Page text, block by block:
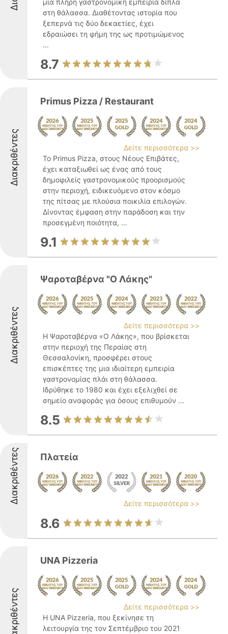
μία πλήρη γαστρονομική εμπειρία δίπλα
στη θάλασσα. Διαθέτοντας ιστορία που
ξεπερνά τις δύο δεκαετίες, έχει
εδραιώσει τη φήμη της ως προτιμώμενος
...
8.7
Διακριθέντες
Primus Pizza / Restaurant
Δείτε περισσότερα >>
Το Primus Pizza, στους Νέους Επιβάτες,
έχει καταξιωθεί ως ένας από τους
δημοφιλείς γαστρονομικούς προορισμούς
στην περιοχή, ειδικευόμενο στον κόσμο
της πίτσας με πλούσια ποικιλία επιλογών.
Δίνοντας έμφαση στην παράδοση και την
προσεγμένη ποιότητα, ...
9.1
Διακριθέντες
Ψαροταβέρνα "Ο Λάκης"
Δείτε περισσότερα >>
Η Ψαροταβέρνα «Ο Λάκης», που βρίσκεται
στην περιοχή της Περαίας στη
Θεσσαλονίκη, προσφέρει στους
επισκέπτες της μια ιδιαίτερη εμπειρία
γαστρονομίας πλάι στη θάλασσα.
Ιδρύθηκε το 1980 και έχει εξελιχθεί σε
σημείο αναφοράς για όσους επιθυμούν ...
8.5
Διακριθέντες Πλατεία
Δείτε περισσότερα >>
8.6
Διακριθέντες
UNA Pizzeria
Δείτε περισσότερα >>
Η UNA Pizzeria, που ξεκίνησε τη
λειτουργία της τον Σεπτέμβριο του 2021